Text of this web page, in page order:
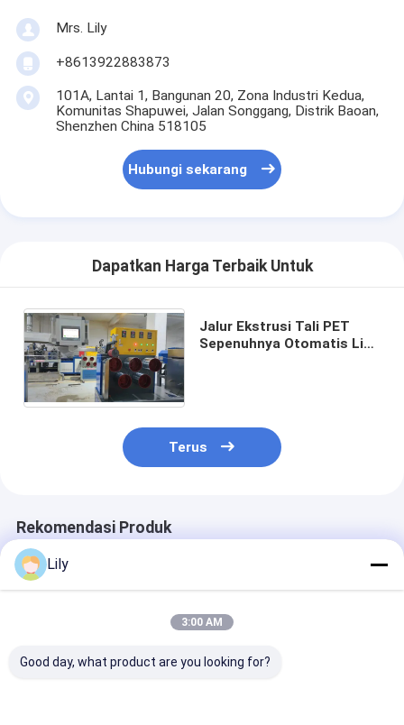
Mrs. Lily
+8613922883873
101A, Lantai 1, Bangunan 20, Zona Industri Kedua,
Komunitas Shapuwei, Jalan Songgang, Distrik Baoan,
Shenzhen China 518105
Hubungi sekarang
Dapatkan Harga Terbaik Untuk
Jalur Ekstrusi Tali PET
Sepenuhnya Otomatis Lini
Terus
Rekomendasi Produk
Lily
3:00 AM
Good day, what product are you looking for?